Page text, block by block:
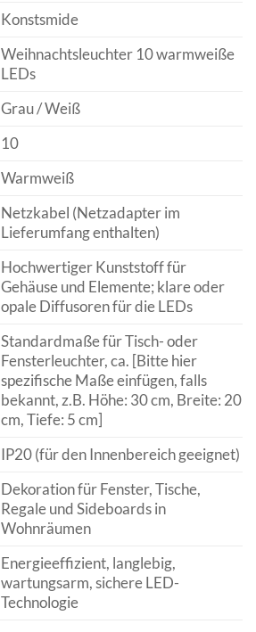
Konstsmide
Weihnachtsleuchter 10 warmweiße
LEDs
Grau / Weiß
10
Warmweiß
Netzkabel (Netzadapter im
Lieferumfang enthalten)
Hochwertiger Kunststoff für
Gehäuse und Elemente; klare oder
opale Diffusoren für die LEDs
Standardmaße für Tisch- oder
Fensterleuchter, ca. [Bitte hier
spezifische Maße einfügen, falls
bekannt, z.B. Höhe: 30 cm, Breite: 20
cm, Tiefe: 5 cm]
IP20 (für den Innenbereich geeignet)
Dekoration für Fenster, Tische,
Regale und Sideboards in
Wohnräumen
Energieeffizient, langlebig,
wartungsarm, sichere LED-
Technologie